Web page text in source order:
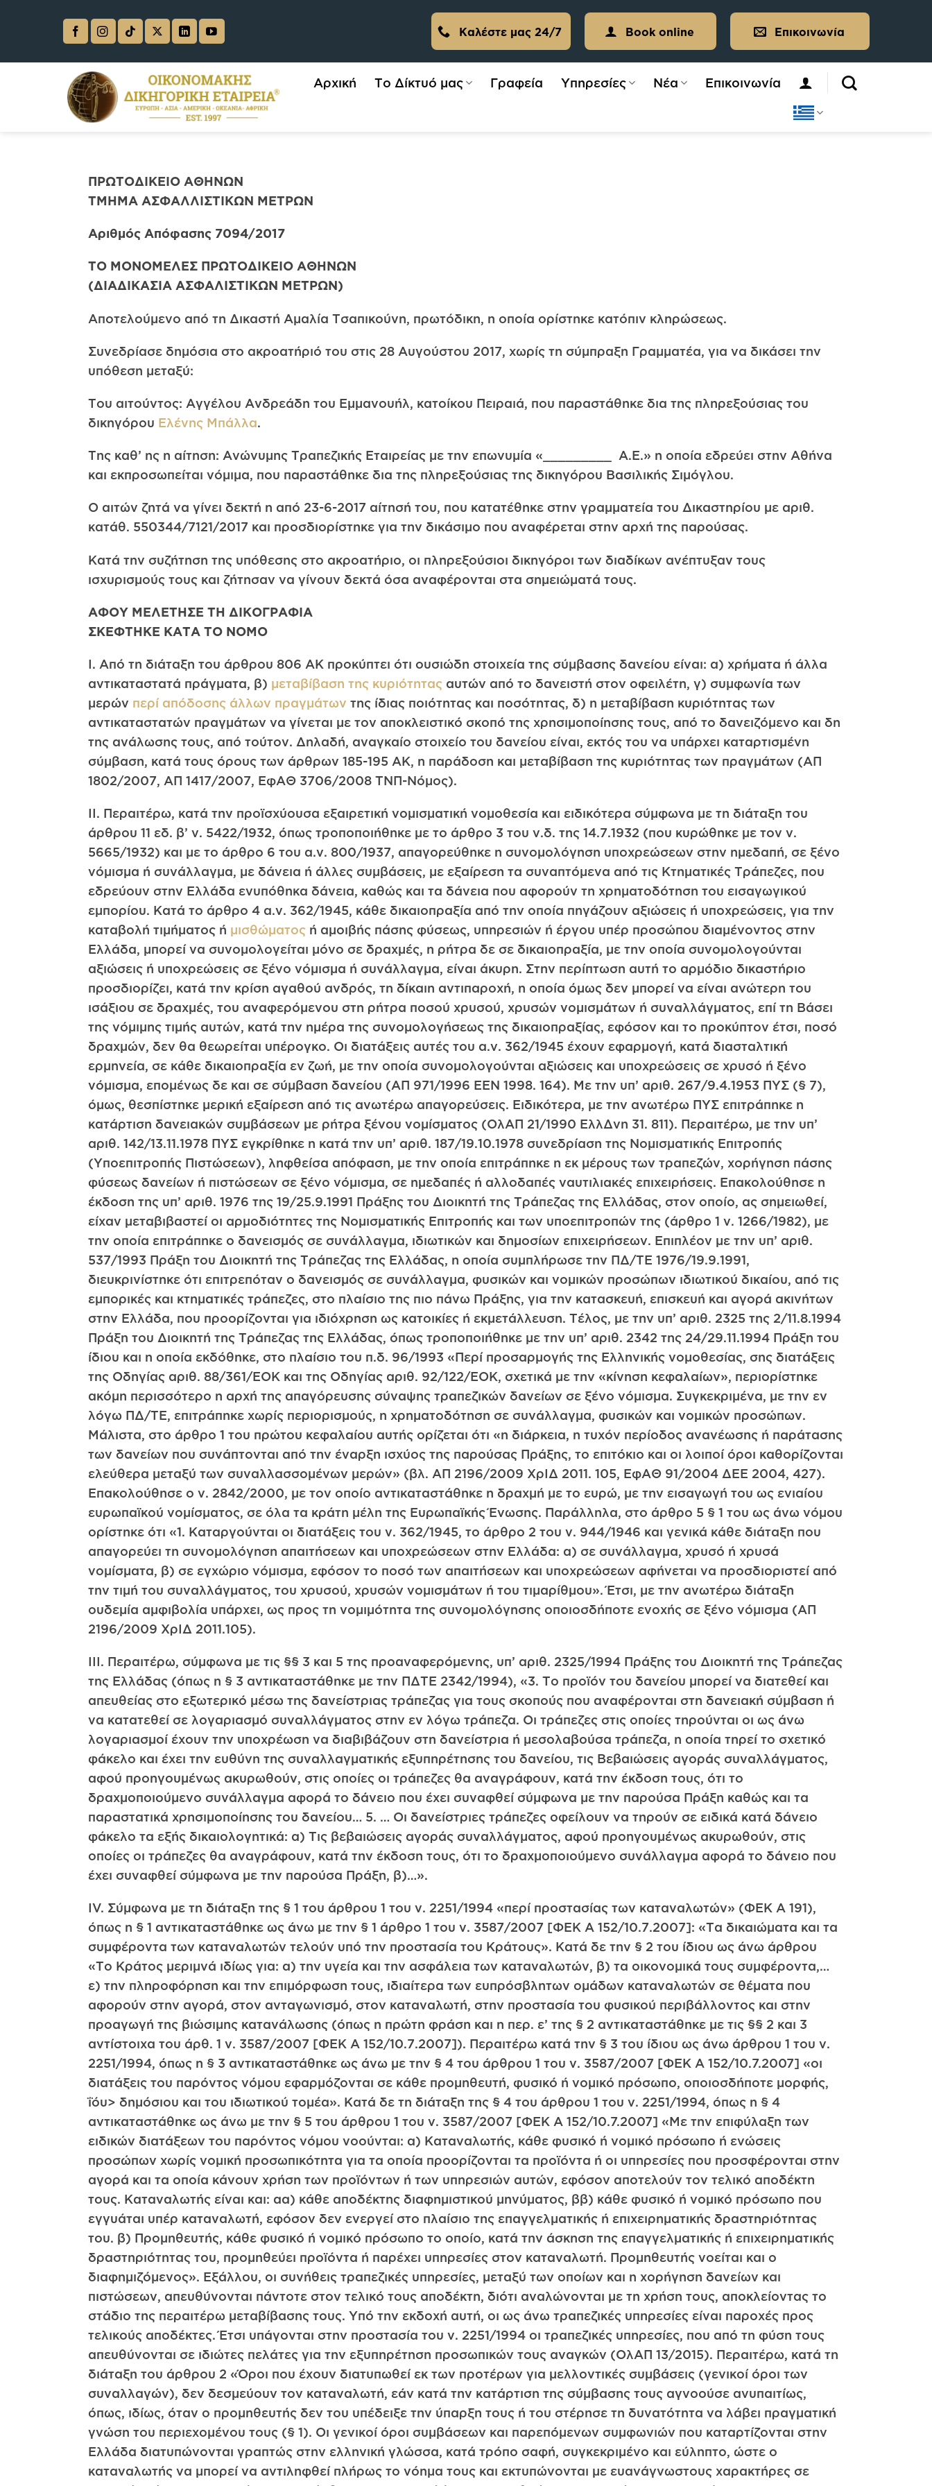
Καλέστε μας 24/7 Book online Επικοινωνία
Αρχική Το Δίκτυό μας Γραφεία Υπηρεσίες Νέα Επικοινωνία
ΠΡΩΤΟΔΙΚΕΙΟ ΑΘΗΝΩΝ
ΤΜΗΜΑ ΑΣΦΑΛΛΙΣΤΙΚΩΝ ΜΕΤΡΩΝ
Αριθμός Απόφασης 7094/2017
ΤΟ ΜΟΝΟΜΕΛΕΣ ΠΡΩΤΟΔΙΚΕΙΟ ΑΘΗΝΩΝ
(ΔΙΑΔΙΚΑΣΙΑ ΑΣΦΑΛΙΣΤΙΚΩΝ ΜΕΤΡΩΝ)
Αποτελούμενο από τη Δικαστή Αμαλία Τσαπικούνη, πρωτόδικη, η οποία ορίστηκε κατόπιν κληρώσεως.
Συνεδρίασε δημόσια στο ακροατήριό του στις 28 Αυγούστου 2017, χωρίς τη σύμπραξη Γραμματέα, για να δικάσει την
υπόθεση μεταξύ:
Του αιτούντος: Αγγέλου Ανδρεάδη του Εμμανουήλ, κατοίκου Πειραιά, που παραστάθηκε δια της πληρεξούσιας του
δικηγόρου Ελένης Μπάλλα.
Της καθ’ ης η αίτηση: Ανώνυμης Τραπεζικής Εταιρείας με την επωνυμία «_________ Α.Ε.» η οποία εδρεύει στην Αθήνα
και εκπροσωπείται νόμιμα, που παραστάθηκε δια της πληρεξούσιας της δικηγόρου Βασιλικής Σιμόγλου.
Ο αιτών ζητά να γίνει δεκτή η από 23-6-2017 αίτησή του, που κατατέθηκε στην γραμματεία του Δικαστηρίου με αριθ.
κατάθ. 550344/7121/2017 και προσδιορίστηκε για την δικάσιμο που αναφέρεται στην αρχή της παρούσας.
Κατά την συζήτηση της υπόθεσης στο ακροατήριο, οι πληρεξούσιοι δικηγόροι των διαδίκων ανέπτυξαν τους
ισχυρισμούς τους και ζήτησαν να γίνουν δεκτά όσα αναφέρονται στα σημειώματά τους.
ΑΦΟΥ ΜΕΛΕΤΗΣΕ ΤΗ ΔΙΚΟΓΡΑΦΙΑ
ΣΚΕΦΤΗΚΕ ΚΑΤΑ ΤΟ ΝΟΜΟ
Ι. Από τη διάταξη του άρθρου 806 ΑΚ προκύπτει ότι ουσιώδη στοιχεία της σύμβασης δανείου είναι: α) χρήματα ή άλλα
αντικαταστατά πράγματα, β) μεταβίβαση της κυριότητας αυτών από το δανειστή στον οφειλέτη, γ) συμφωνία των
μερών περί απόδοσης άλλων πραγμάτων της ίδιας ποιότητας και ποσότητας, δ) η μεταβίβαση κυριότητας των
αντικαταστατών πραγμάτων να γίνεται με τον αποκλειστικό σκοπό της χρησιμοποίησης τους, από το δανειζόμενο και δη
της ανάλωσης τους, από τούτον. Δηλαδή, αναγκαίο στοιχείο του δανείου είναι, εκτός του να υπάρχει καταρτισμένη
σύμβαση, κατά τους όρους των άρθρων 185-195 ΑΚ, η παράδοση και μεταβίβαση της κυριότητας των πραγμάτων (ΑΠ
1802/2007, ΑΠ 1417/2007, ΕφΑΘ 3706/2008 ΤΝΠ-Νόμος).
ΙΙ. Περαιτέρω, κατά την προϊσχύουσα εξαιρετική νομισματική νομοθεσία και ειδικότερα σύμφωνα με τη διάταξη του
άρθρου 11 εδ. β’ ν. 5422/1932, όπως τροποποιήθηκε με το άρθρο 3 του ν.δ. της 14.7.1932 (που κυρώθηκε με τον ν.
5665/1932) και με το άρθρο 6 του α.ν. 800/1937, απαγορεύθηκε η συνομολόγηση υποχρεώσεων στην ημεδαπή, σε ξένο
νόμισμα ή συνάλλαγμα, με δάνεια ή άλλες συμβάσεις, με εξαίρεση τα συναπτόμενα από τις Κτηματικές Τράπεζες, που
εδρεύουν στην Ελλάδα ενυπόθηκα δάνεια, καθώς και τα δάνεια που αφορούν τη χρηματοδότηση του εισαγωγικού
εμπορίου. Κατά το άρθρο 4 α.ν. 362/1945, κάθε δικαιοπραξία από την οποία πηγάζουν αξιώσεις ή υποχρεώσεις, για την
καταβολή τιμήματος ή μισθώματος ή αμοιβής πάσης φύσεως, υπηρεσιών ή έργου υπέρ προσώπου διαμένοντος στην
Ελλάδα, μπορεί να συνομολογείται μόνο σε δραχμές, η ρήτρα δε σε δικαιοπραξία, με την οποία συνομολογούνται
αξιώσεις ή υποχρεώσεις σε ξένο νόμισμα ή συνάλλαγμα, είναι άκυρη. Στην περίπτωση αυτή το αρμόδιο δικαστήριο
προσδιορίζει, κατά την κρίση αγαθού ανδρός, τη δίκαιη αντιπαροχή, η οποία όμως δεν μπορεί να είναι ανώτερη του
ισάξιου σε δραχμές, του αναφερόμενου στη ρήτρα ποσού χρυσού, χρυσών νομισμάτων ή συναλλάγματος, επί τη Βάσει
της νόμιμης τιμής αυτών, κατά την ημέρα της συνομολογήσεως της δικαιοπραξίας, εφόσον και το προκύπτον έτσι, ποσό
δραχμών, δεν θα θεωρείται υπέρογκο. Οι διατάξεις αυτές του α.ν. 362/1945 έχουν εφαρμογή, κατά διασταλτική
ερμηνεία, σε κάθε δικαιοπραξία εν ζωή, με την οποία συνομολογούνται αξιώσεις και υποχρεώσεις σε χρυσό ή ξένο
νόμισμα, επομένως δε και σε σύμβαση δανείου (ΑΠ 971/1996 ΕΕΝ 1998. 164). Με την υπ’ αριθ. 267/9.4.1953 ΠΥΣ (§ 7),
όμως, θεσπίστηκε μερική εξαίρεση από τις ανωτέρω απαγορεύσεις. Ειδικότερα, με την ανωτέρω ΠΥΣ επιτράπηκε η
κατάρτιση δανειακών συμβάσεων με ρήτρα ξένου νομίσματος (ΟλΑΠ 21/1990 ΕλλΔνη 31. 811). Περαιτέρω, με την υπ’
αριθ. 142/13.11.1978 ΠΥΣ εγκρίθηκε η κατά την υπ’ αριθ. 187/19.10.1978 συνεδρίαση της Νομισματικής Επιτροπής
(Υποεπιτροπής Πιστώσεων), ληφθείσα απόφαση, με την οποία επιτράπηκε η εκ μέρους των τραπεζών, χορήγηση πάσης
φύσεως δανείων ή πιστώσεων σε ξένο νόμισμα, σε ημεδαπές ή αλλοδαπές ναυτιλιακές επιχειρήσεις. Επακολούθησε η
έκδοση της υπ’ αριθ. 1976 της 19/25.9.1991 Πράξης του Διοικητή της Τράπεζας της Ελλάδας, στον οποίο, ας σημειωθεί,
είχαν μεταβιβαστεί οι αρμοδιότητες της Νομισματικής Επιτροπής και των υποεπιτροπών της (άρθρο 1 ν. 1266/1982), με
την οποία επιτράπηκε ο δανεισμός σε συνάλλαγμα, ιδιωτικών και δημοσίων επιχειρήσεων. Επιπλέον με την υπ’ αριθ.
537/1993 Πράξη του Διοικητή της Τράπεζας της Ελλάδας, η οποία συμπλήρωσε την ΠΔ/ΤΕ 1976/19.9.1991,
διευκρινίστηκε ότι επιτρεπόταν ο δανεισμός σε συνάλλαγμα, φυσικών και νομικών προσώπων ιδιωτικού δικαίου, από τις
εμπορικές και κτηματικές τράπεζες, στο πλαίσιο της πιο πάνω Πράξης, για την κατασκευή, επισκευή και αγορά ακινήτων
στην Ελλάδα, που προορίζονται για ιδιόχρηση ως κατοικίες ή εκμετάλλευση. Τέλος, με την υπ’ αριθ. 2325 της 2/11.8.1994
Πράξη του Διοικητή της Τράπεζας της Ελλάδας, όπως τροποποιήθηκε με την υπ’ αριθ. 2342 της 24/29.11.1994 Πράξη του
ίδιου και η οποία εκδόθηκε, στο πλαίσιο του π.δ. 96/1993 «Περί προσαρμογής της Ελληνικής νομοθεσίας, σης διατάξεις
της Οδηγίας αριθ. 88/361/ΕΟΚ και της Οδηγίας αριθ. 92/122/ΕΟΚ, σχετικά με την «κίνηση κεφαλαίων», περιορίστηκε
ακόμη περισσότερο η αρχή της απαγόρευσης σύναψης τραπεζικών δανείων σε ξένο νόμισμα. Συγκεκριμένα, με την εν
λόγω ΠΔ/ΤΕ, επιτράπηκε χωρίς περιορισμούς, η χρηματοδότηση σε συνάλλαγμα, φυσικών και νομικών προσώπων.
Μάλιστα, στο άρθρο 1 του πρώτου κεφαλαίου αυτής ορίζεται ότι «η διάρκεια, η τυχόν περίοδος ανανέωσης ή παράτασης
των δανείων που συνάπτονται από την έναρξη ισχύος της παρούσας Πράξης, το επιτόκιο και οι λοιποί όροι καθορίζονται
ελεύθερα μεταξύ των συναλλασσομένων μερών» (βλ. ΑΠ 2196/2009 ΧρΙΔ 2011. 105, ΕφΑΘ 91/2004 ΔΕΕ 2004, 427).
Επακολούθησε ο ν. 2842/2000, με τον οποίο αντικαταστάθηκε η δραχμή με το ευρώ, με την εισαγωγή του ως ενιαίου
ευρωπαϊκού νομίσματος, σε όλα τα κράτη μέλη της Ευρωπαϊκής Ένωσης. Παράλληλα, στο άρθρο 5 § 1 του ως άνω νόμου
ορίστηκε ότι «1. Καταργούνται οι διατάξεις του ν. 362/1945, το άρθρο 2 του ν. 944/1946 και γενικά κάθε διάταξη που
απαγορεύει τη συνομολόγηση απαιτήσεων και υποχρεώσεων στην Ελλάδα: α) σε συνάλλαγμα, χρυσό ή χρυσά
νομίσματα, β) σε εγχώριο νόμισμα, εφόσον το ποσό των απαιτήσεων και υποχρεώσεων αφήνεται να προσδιοριστεί από
την τιμή του συναλλάγματος, του χρυσού, χρυσών νομισμάτων ή του τιμαρίθμου». Έτσι, με την ανωτέρω διάταξη
ουδεμία αμφιβολία υπάρχει, ως προς τη νομιμότητα της συνομολόγησης οποιοσδήποτε ενοχής σε ξένο νόμισμα (ΑΠ
2196/2009 ΧρΙΔ 2011.105).
ΙΙΙ. Περαιτέρω, σύμφωνα με τις §§ 3 και 5 της προαναφερόμενης, υπ’ αριθ. 2325/1994 Πράξης του Διοικητή της Τράπεζας
της Ελλάδας (όπως η § 3 αντικαταστάθηκε με την ΠΔΤΕ 2342/1994), «3. Το προϊόν του δανείου μπορεί να διατεθεί και
απευθείας στο εξωτερικό μέσω της δανείστριας τράπεζας για τους σκοπούς που αναφέρονται στη δανειακή σύμβαση ή
να κατατεθεί σε λογαριασμό συναλλάγματος στην εν λόγω τράπεζα. Οι τράπεζες στις οποίες τηρούνται οι ως άνω
λογαριασμοί έχουν την υποχρέωση να διαβιβάζουν στη δανείστρια ή μεσολαβούσα τράπεζα, η οποία τηρεί το σχετικό
φάκελο και έχει την ευθύνη της συναλλαγματικής εξυπηρέτησης του δανείου, τις Βεβαιώσεις αγοράς συναλλάγματος,
αφού προηγουμένως ακυρωθούν, στις οποίες οι τράπεζες θα αναγράφουν, κατά την έκδοση τους, ότι το
δραχμοποιούμενο συνάλλαγμα αφορά το δάνειο που έχει συναφθεί σύμφωνα με την παρούσα Πράξη καθώς και τα
παραστατικά χρησιμοποίησης του δανείου… 5. … Οι δανείστριες τράπεζες οφείλουν να τηρούν σε ειδικά κατά δάνειο
φάκελο τα εξής δικαιολογητικά: α) Τις βεβαιώσεις αγοράς συναλλάγματος, αφού προηγουμένως ακυρωθούν, στις
οποίες οι τράπεζες θα αναγράφουν, κατά την έκδοση τους, ότι το δραχμοποιούμενο συνάλλαγμα αφορά το δάνειο που
έχει συναφθεί σύμφωνα με την παρούσα Πράξη, β)…».
ΙV. Σύμφωνα με τη διάταξη της § 1 του άρθρου 1 του ν. 2251/1994 «περί προστασίας των καταναλωτών» (ΦΕΚ Α 191), όπως η § 1 αντικαταστάθηκε ως άνω με την § 1 άρθρο 1 του ν. 3587/2007 [ΦΕΚ Α 152/10.7.2007]: «Τα δικαιώματα και τα συμφέροντα των καταναλωτών τελούν υπό την προστασία του Κράτους». Κατά δε την § 2 του ίδιου ως άνω άρθρου «Το Κράτος μεριμνά ιδίως για: α) την υγεία και την ασφάλεια των καταναλωτών, β) τα οικονομικά τους συμφέροντα,… ε) την πληροφόρηση και την επιμόρφωση τους, ιδιαίτερα των ευπρόσβλητων ομάδων καταναλωτών σε θέματα που αφορούν στην αγορά, στον ανταγωνισμό, στον καταναλωτή, στην προστασία του φυσικού περιβάλλοντος και στην προαγωγή της βιώσιμης κατανάλωσης (όπως η πρώτη φράση και η περ. ε’ της § 2 αντικαταστάθηκε με τις §§ 2 και 3 αντίστοιχα του άρθ. 1 ν. 3587/2007 [ΦΕΚ Α 152/10.7.2007]). Περαιτέρω κατά την § 3 του ίδιου ως άνω άρθρου 1 του ν. 2251/1994, όπως η § 3 αντικαταστάθηκε ως άνω με την § 4 του άρθρου 1 του ν. 3587/2007 [ΦΕΚ A 152/10.7.2007] «οι διατάξεις του παρόντος νόμου εφαρμόζονται σε κάθε προμηθευτή, φυσικό ή νομικό πρόσωπο, οποιοσδήποτε μορφής, ΐόυ> δημόσιου και του ιδιωτικού τομέα». Κατά δε τη διάταξη της § 4 του άρθρου 1 του ν. 2251/1994, όπως η § 4 αντικαταστάθηκε ως άνω με την § 5 του άρθρου 1 του ν. 3587/2007 [ΦΕΚ A 152/10.7.2007] «Με την επιφύλαξη των ειδικών διατάξεων του παρόντος νόμου νοούνται: α) Καταναλωτής, κάθε φυσικό ή νομικό πρόσωπο ή ενώσεις προσώπων χωρίς νομική προσωπικότητα για τα οποία προορίζονται τα προϊόντα ή οι υπηρεσίες που προσφέρονται στην αγορά και τα οποία κάνουν χρήση των προϊόντων ή των υπηρεσιών αυτών, εφόσον αποτελούν τον τελικό αποδέκτη τους. Καταναλωτής είναι και: αα) κάθε αποδέκτης διαφημιστικού μηνύματος, ββ) κάθε φυσικό ή νομικό πρόσωπο που εγγυάται υπέρ καταναλωτή, εφόσον δεν ενεργεί στο πλαίσιο της επαγγελματικής ή επιχειρηματικής δραστηριότητας του. β) Προμηθευτής, κάθε φυσικό ή νομικό πρόσωπο το οποίο, κατά την άσκηση της επαγγελματικής ή επιχειρηματικής δραστηριότητας του, προμηθεύει προϊόντα ή παρέχει υπηρεσίες στον καταναλωτή. Προμηθευτής νοείται και ο διαφημιζόμενος». Εξάλλου, οι συνήθεις τραπεζικές υπηρεσίες, μεταξύ των οποίων και η χορήγηση δανείων και πιστώσεων, απευθύνονται πάντοτε στον τελικό τους αποδέκτη, διότι αναλώνονται με τη χρήση τους, αποκλείοντας το στάδιο της περαιτέρω μεταβίβασης τους. Υπό την εκδοχή αυτή, οι ως άνω τραπεζικές υπηρεσίες είναι παροχές προς τελικούς αποδέκτες. Έτσι υπάγονται στην προστασία του ν. 2251/1994 οι τραπεζικές υπηρεσίες, που από τη φύση τους απευθύνονται σε ιδιώτες πελάτες για την εξυπηρέτηση προσωπικών τους αναγκών (ΟλΑΠ 13/2015). Περαιτέρω, κατά τη διάταξη του άρθρου 2 «Όροι που έχουν διατυπωθεί εκ των προτέρων για μελλοντικές συμβάσεις (γενικοί όροι των συναλλαγών), δεν δεσμεύουν τον καταναλωτή, εάν κατά την κατάρτιση της σύμβασης τους αγνοούσε ανυπαιτίως, όπως, ιδίως, όταν ο προμηθευτής δεν του υπέδειξε την ύπαρξη τους ή του στέρησε τη δυνατότητα να λάβει πραγματική γνώση του περιεχομένου τους (§ 1). Οι γενικοί όροι συμβάσεων και παρεπόμενων συμφωνιών που καταρτίζονται στην Ελλάδα διατυπώνονται γραπτώς στην ελληνική γλώσσα, κατά τρόπο σαφή, συγκεκριμένο και εύληπτο, ώστε ο καταναλωτής να μπορεί να αντιληφθεί πλήρως το νόημα τους και εκτυπώνονται με ευανάγνωστους χαρακτήρες σε εμφανές μέρος του εγγράφου της σύμβασης. Οι γενικοί όροι των διεθνών συναλλαγών που εφαρμόζονται στην ελληνική αγορά αποτυπώνονται υποχρεωτικά και στην ελληνική γλώσσα (§ 2). Όροι που συμφωνήθηκαν μετά από ατομική διαπραγμάτευση μεταξύ των συμβαλλόμενων μερών (ειδικοί όροι) υπερισχύουν των αντίστοιχων γενικών όρων (§ 3). Κατά την ερμηνεία των γενικών όρων συναλλαγών λαμβάνεται υπόψη η ανάγκη προστασίας των καταναλωτών. Γενικοί όροι συναλλαγών που διατυπώθηκαν μονομερώς από τον προμηθευτή ή από τρίτον για λογαριασμό του, σε περίπτωση αμφιβολίας ερμηνεύονται υπέρ του καταναλωτή (§ 4). Ειδικώς, όταν ελέγχεται το περιεχόμενο γενικού όρου συναλλαγών κατά την εφαρμογή των παραγράφων 16α και 2 και 3 των άρθρων 10 και 13α αντίστοιχα, επιλέγεται η δυσμενέστερη για τον καταναλωτή ερμηνευτική εκδοχή, εφόσον οδηγεί σε απαγόρευση διατύπωσης και χρήσης του σχετικού όρου (§ 5 ως οι §§ 1-5 αντικαταστάθηκαν ως άνω με την § 1 άρθ. 2 ν. 3587/2007 [ΦΕΚ A 152/10.72007]). Γενικοί όροι συναλλαγών που έχουν ως αποτέλεσμα τη σημαντική διατάραξη της ισορροπίας των δικαιωμάτων και υποχρεώσεων των συμβαλλομένων σε Βάρος του καταναλωτή απαγορεύονται και είναι άκυροι. Ο καταχρηστικός χαρακτήρας γενικού όρου ενσωματωμένου σε σύμβαση κρίνεται αφού ληφθούν υπόψη η φύση των αγαθών ή υπηρεσιών που αφορά η σύμβαση, ο σκοπός της, το σύνολο των ειδικών συνθηκών κατά τη σύναψη της και όλες οι υπόλοιπες ρήτρες της σύμβασης ή άλλης σύμβασης από την οποία αυτή εξαρτάται (§ 6 ως το πρώτο εδάφιο της § όπως αυτή είχε αντικατασταθεί με την § 24 του άρθρου 10 του ν. 2741/1999 [ΦΕΚ A 1959] αντικαταστάθηκε με την § 2 του άρθρου 2 του ν. 3587/2007 [ΦΕΚ A 152/10.72007]). Σε κάθε περίπτωση, καταχρηστικοί είναι ιδίως οι όροι που: α)… ια) χωρίς σπουδαίο λόγο αφήνουν το τίμημα αόριστο και δεν επιτρέπουν τον προσδιορισμό του με κριτήρια ειδικά καθορισμένα στη σύμβαση και εύλογα για τον καταναλωτή». Ο ν. 2251/1994 αποτελεί ενσωμάτωση στο Εθνικό δίκαιο της Οδηγίας 93/13/ΕΟΚ του Συμβουλίου της 5.4.1993, «σχετικά με τις καταχρηστικές ρήτρες των συμβάσεων που συνάπτονται με καταναλωτές» στην § 1 του άρθρου 3 της οποίας ορίζεται ότι «ρήτρα σύμβασης που δεν αποτέλεσε αντικείμενο ατομικής διαπραγμάτευσης, θεωρείται καταχρηστική όταν παρά την απαίτηση καλής πίστης, δημιουργεί σε βάρος του καταναλωτή σημαντική ανισορροπία ανάμεσα στα δικαιώματα και στις υποχρεώσεις των μερών τα απορρέοντα από τη σύμβαση», ενώ κατά τη διάταξη του άρθρου 8 της ίδιας παραπάνω οδηγίας «τα κράτη-μέλη μπορούν να θεσπίζουν ή διατηρούν στον τομέα που διέπεται από την παρούσα οδηγία, αυστηρότερες διατάξεις, σύμφωνες προς τη συνθήκη για να εξασφαλίζεται μεγαλύτερη προστασία του καταναλωτή». Με τους Γενικούς Όρους των Συναλλαγών (ΓΟΣ) είτε επιχειρείται απόκλιση από ρυθμίσεις του ενδοτικού δικαίου, είτε ρυθμίζονται πρόσθετα στοιχεία που δεν αντιμετωπίζονται από διατάξεις ενδοτικού δικαίου. Οι ρυθμίσεις αυτές αποτελούν εξειδίκευση του Βασικού κανόνα της διάταξης του άρθρου 281ΑΚ για την απαγόρευση καταχρηστικής άσκησης ενός δικαιώματος ή χρήσης ενός θεσμού (της συμβατικής ελευθερίας). Ενόψει τούτου, οι άνω διατάξεις ενσωματώνουν κατ’ ανάγκην και το πνεύμα του άρθρου 19 ΕισΝΑΚ, που ορίζει ότι η διάταξη του άρθρου 281 ΑΚ εφαρμόζεται και σε γεγονότα και σχέσεις προγενέστερες από την εισαγωγή του ΑΚ. Με Βάση την συναγόμενη από τη διάταξη αυτή γενική αρχή διαχρονικού δικαίου, προκύπτει, ότι η καταχτητικότατα ενός ΓΟΣ, επί ατομικών διαφορών, κρίνεται σύμφωνα με το ισχύον δίκαιο, όχι κατά το χρόνο της αρχικής διατύπωσης του ή της κατάρτισης της συγκεκριμένης σύμβασης, αλλά κατά το χρόνο που, κατά τη διάρκεια της σύμβασης, ανακύπτει το πρόβλημα, το οποίο οδηγεί στη χρήση (επίκληση) αυτού από τον προμηθευτή (ΟλΑΠ 13/2015, ΟλΑΠ 15/2007). Με τους ΓΟΣ δεν απαγορεύεται η απόκλιση από οποιαδήποτε διάταξη ενδοτικού δικαίου, αλλά μόνο από εκείνες που φέρουν «καθοδηγητικό» χαρακτήρα, ή σε περίπτωση άτυπων συναλλακτικών μορφών, από τα ουσιώδη, για την επίτευξη του σκοπού και τη διατήρηση της φύσεως της σύμβασης, δικαιώματα και υποχρεώσεις των μερών, που απηχούν πράγματι δικαιολογημένες προσδοκίες του πελάτη για το συγκεκριμένο είδος συναλλαγής. Καταχρηστικός και συνεπώς άκυρος είναι κάθε ΓΟΣ, ο οποίος, χωρίς επαρκή και εύλογη αιτία αποκλίνει από ουσιώδεις και Βασικές αξιολογήσεις του ενδοτικού δικαίου, δηλαδή από τις τυπικές και συναλλακτικά δικαιολογημένες προσδοκίες του πελάτη. Η καθοδηγητική λειτουργία του ενδοτικού δικαίου διαταράσσεται, όταν με το περιεχόμενο του ΓΟΣ αλλάζει η εικόνα που έχει διαμορφωθεί, με Βάση τους κανόνες του ενδοτικού δικαίου, για τη συγκεκριμένη συμβατική μορφή. Επίσης ελέγχεται για καταχτητικότατα η ρύθμιση ΓΟΣ με τον οποίο επέρχεται περιορισμός θεμελιωδών δικαιωμάτων και υποχρεώσεων που προκύπτουν από τη φύση της σύμβασης, κατά τέτοιο τρόπο, ώστε να απειλείται ματαίωση του σκοπού της. Βέβαια το άρθρο 2 5 6 ν. 2251/1994 στην αρχική του διατύπωση χρησιμοποιούσε τον όρο «υπέρμετρη διατάραξη της ισορροπίας των δικαιωμάτων και υποχρεώσεων των συμβαλλόμενων», πράγμα που όχι μόνο περιόριζε σημαντικά τον έλεγχο του περιεχομένου των ΓΟΣ, αλλά και δεν σύμφωνος με τη διαλπφθείσα, διατύπωση του άρθρου 3 § 1 της Οδηγίας, η οποία ομιλεί για «σημαντική ανισορροπία ανάμεσα στα δικαιώματα και τις υποχρεώσεις των μερών». Η ανάγκη σύμφωνης με την Οδηγία ερμηνείας του εθνικού δικαίου επιβάλλει όπως ο όρος «υπέρμετρη διατάραξη» ερμηνευθεί συσταλτικά ως ουσιώδης ή σημαντική μόνο διατάραξη, που φανερά διαφέρει από την υπέρμετρη διατάραξη, που φανερά διαφέρει από την υπέρμετρη διατάραξη και δεν αποτελεί λεκτικά ισοδύναμη έκφραση της προηγουμένης διατύπωσης του ν. 2251/1994. Για τους ίδιους παραπάνω λόγους, δηλαδή προς το σκοπό ερμηνείας του εθνικού δικαίου σύμφωνης με τη διαληφθείσα, η παραπάνω ερμηνεία πρέπει να συνεχισθεί και σήμερα, μετά την απάλειψη του όρου «υπέρμετρη» με το άρθρο 10 § 24 του ν. 2741/1999. Έτσι μετά την τελευταία αυτή τροποποίηση, η διάταξη της § 6 του άρθρου 2 του ν. 2251/1994, με τη νέα διατύπωση της, πρέπει να ερμηνεύεται μέσω τελεολογικής συστολής του γράμματος της προς την κατεύθυνση της «ουσιώδους διατάραξης» της συμβατικής ισορροπίας. Αυτή ταυτίζεται με κάθε απόκλιση από καθοδηγητικού και μόνο χαρακτήρα διατάξεις του ενδοτικού δικαίου, ή από τις ρυθμίσεις εκείνες που είναι αναγκαίες για την επίτευξη του σκοπού και τη διατήρηση της φύσης της σύμβασης, με Βάση το ενδιάμεσο πρότυπο του συνήθως απρόσεκτου μεν, ως προς την ενημέρωση του, αλλά διαθέτοντος τη μέση αντίληψη κατά το σχηματισμό της δικαιοπρακτικής του απόφασης καταναλωτή του συγκεκριμένου είδους αγαθών ή υπηρεσιών. Έτσι κατά τη διαδικασία προς διαπίστωση της καταχρηστικότητας ΓΟΣ, πρέπει να ερευνάται, αν υπάρχει τυπική διατάραξη, ως απόκλιση από τη συνηθισμένη ρύθμιση και στη συνέχεια να ερευνάται ο Βαθμός έντασης της απόκλισης αυτή